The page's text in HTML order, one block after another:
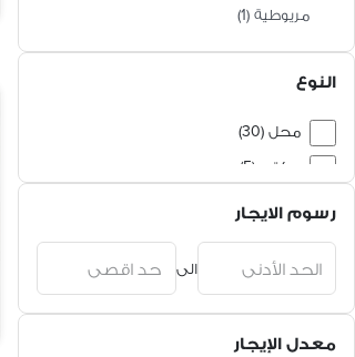
مريوطية (
1
)
النوع
محل (30)
مكتب (5)
مطعم و كافيه (4)
عيادة (3)
صيدليه (1)
رسوم الايجار
الى
معدل الإيجار